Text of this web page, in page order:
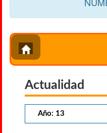
Actualidad
Año: 13